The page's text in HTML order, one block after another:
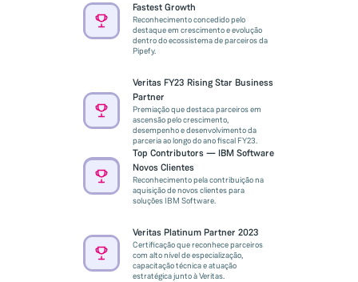
Fastest Growth
Reconhecimento concedido pelo
destaque em crescimento e evolução
dentro do ecossistema de parceiros da
Pipefy.
Veritas FY23 Rising Star Business
Partner
Premiação que destaca parceiros em
ascensão pelo crescimento,
desempenho e desenvolvimento da
parceria ao longo do ano fiscal FY23.
Top Contributors — IBM Software
Novos Clientes
Reconhecimento pela contribuição na
aquisição de novos clientes para
soluções IBM Software.
Veritas Platinum Partner 2023
Certificação que reconhece parceiros
com alto nível de especialização,
capacitação técnica e atuação
estratégica junto à Veritas.